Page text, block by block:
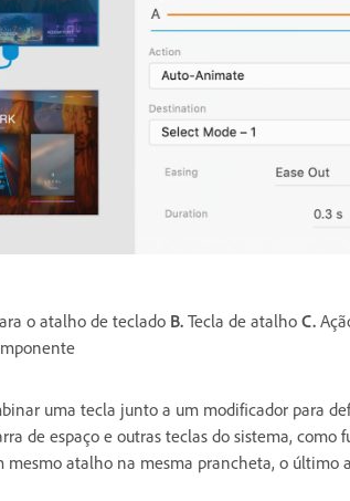
o atalho de teclado B. Tecla de atalho C.
uma tecla junto a um modificador para
de espaço e outras teclas do sistema,
mesmo atalho na mesma prancheta, o